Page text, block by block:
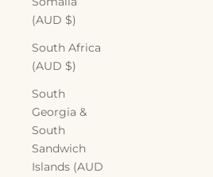
(AUD $)
South Africa
(AUD $)
South
Georgia &
South
Sandwich
Islands (AUD